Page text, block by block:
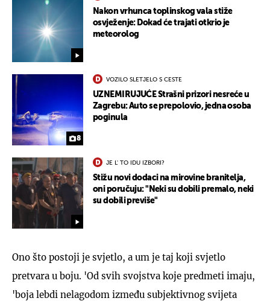
Nakon vrhunca toplinskog vala stiže
osvježenje: Dokad će trajati otkrio je
meteorolog
8
VOZILO SLETJELO S CESTE
UZNEMIRUJUĆE Strašni prizori nesreće u
Zagrebu: Auto se prepolovio, jedna osoba
poginula
JE L' TO IDU IZBORI?
Stižu novi dodaci na mirovine branitelja,
oni poručuju: "Neki su dobili premalo, neki
su dobili previše"
Ono što postoji je svjetlo, a um je taj koji svjetlo
pretvara u boju. 'Od svih svojstva koje predmeti imaju,
'boja lebdi nelagodom između subjektivnog svijeta